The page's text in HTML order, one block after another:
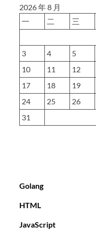
2026 年 8 月
一
二 三
3
4 5
10
11 12
17
18 19
24
25 26
31
Golang
HTML
JavaScript